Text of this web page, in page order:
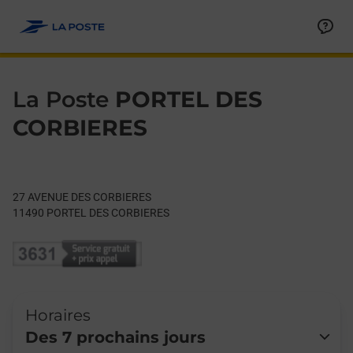
La Poste PORTEL DES
CORBIERES
27 AVENUE DES CORBIERES
11490 PORTEL DES CORBIERES
Horaires
Des 7 prochains jours